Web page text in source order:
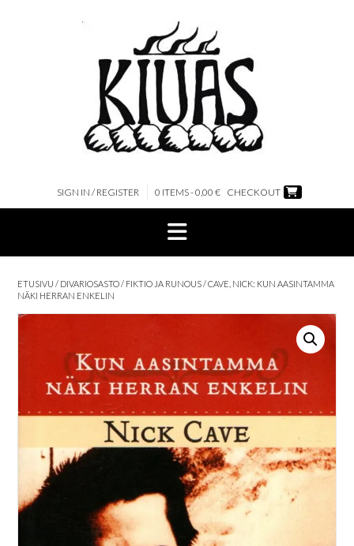
SIGN IN / REGISTER 0 ITEMS - 0,00 € CHECKOUT
ETUSIVU / DIVARIOSASTO/ FIKTIO JA RUNOUS/ CAVE, NICK: KUN AASINTAMMA
NÄKI HERRAN ENKELIN